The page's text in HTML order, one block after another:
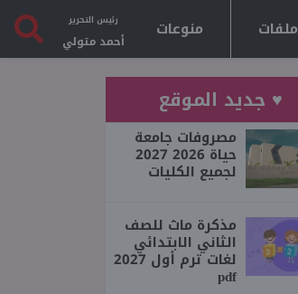
ملفات منوعات رئيس التحرير
أحمد متولي
♥ جديد الموقع
مصروفات جامعة
حياة 2026 2027
لجميع الكليات
مذكرة ماث للصف
الثاني الابتدائي
لغات ترم أول 2027
pdf